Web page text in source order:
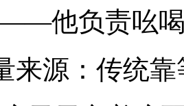
他负责吆
来源：传统